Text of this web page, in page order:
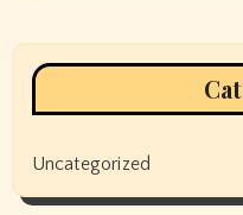
Uncategorized